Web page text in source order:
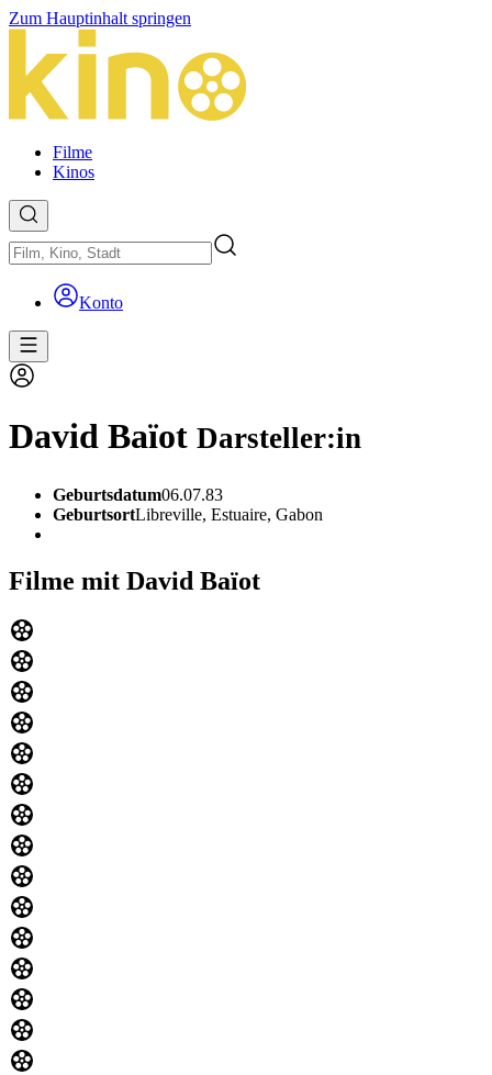
Zum Hauptinhalt springen
Filme
Kinos
Konto
David Baïot Darsteller:in
Geburtsdatum06.07.83
GeburtsortLibreville, Estuaire, Gabon
Filme mit David Baïot